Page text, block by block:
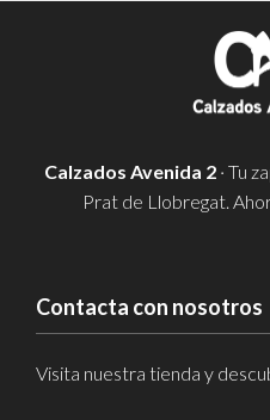
Calzados Avenida 2 · Tu
Prat de Llobregat.
Contacta con nosotros
Visita nuestra tienda y